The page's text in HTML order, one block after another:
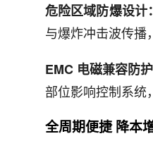
危险区域防爆设计
与爆炸冲击波传播
EMC 电磁兼容防护
部位影响控制系统
全周期便捷 降本